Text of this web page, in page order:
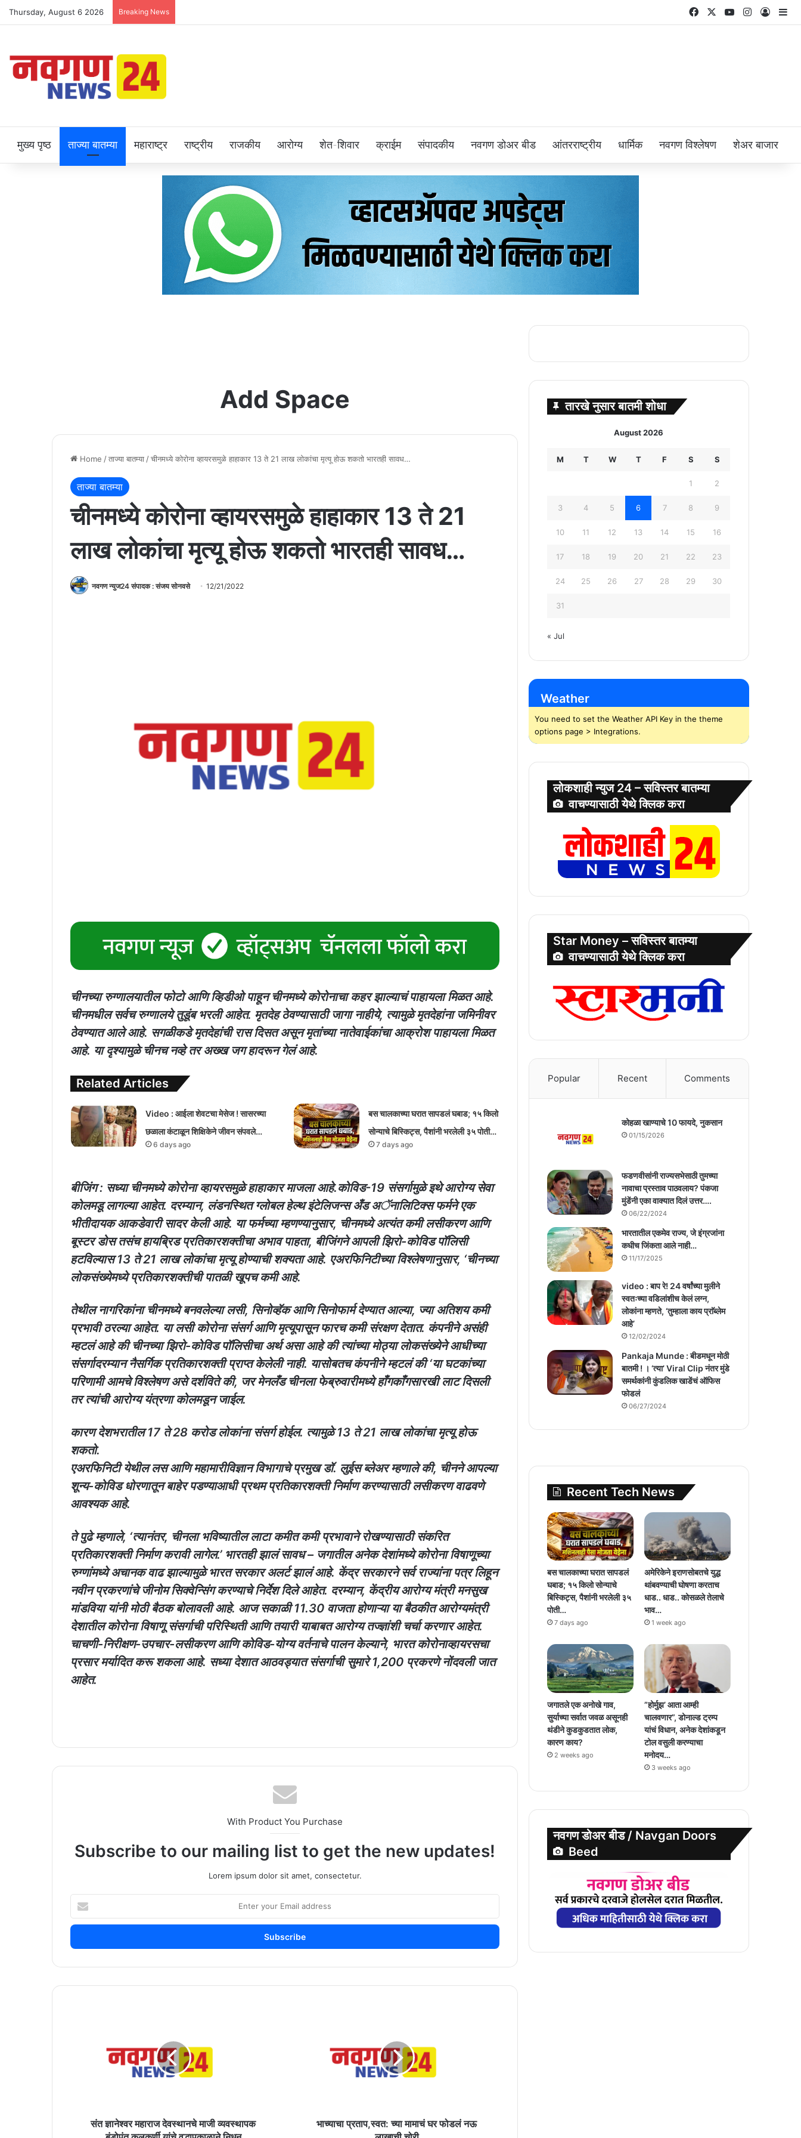
Thursday, August 6 2026 Breaking News FacebookYouTubeInstagram
Log In
मुख्य पृष्ठ ताज्या बातम्या महाराष्ट्र राष्ट्रीय राजकीय आरोग्य शेत-शिवार क्राईम संपादकीय नवगण डोअर बीड आंतरराष्ट्रीय धार्मिक नवगण विश्लेषण शेअर बाजार
Add Space
Home /ताज्या बातम्या /चीनमध्ये कोरोना व्हायरसमुळे हाहाकार 13 ते 21 लाख लोकांचा मृत्यू होऊ शकतो भारतही सावध…
ताज्या बातम्या
चीनमध्ये कोरोना व्हायरसमुळे हाहाकार 13 ते 21
लाख लोकांचा मृत्यू होऊ शकतो भारतही सावध…
नवगण न्युज24 संपादक : संजय सोनवसे 12/21/2022
चीनच्या रुग्णालयातील फोटो आणि व्हिडीओ पाहून चीनमध्ये कोरोनाचा कहर झाल्याचं पाहायला मिळत आहे.
चीनमधील सर्वच रुग्णालये तुडूंब भरली आहेत. मृतदेह ठेवण्यासाठी जागा नाहीये, त्यामुळे मृतदेहांना जमिनीवर
ठेवण्यात आले आहे. सगळीकडे मृतदेहांची रास दिसत असून मृतांच्या नातेवाईकांचा आक्रोश पाहायला मिळत
आहे. या दृश्यामुळे चीनच नव्हे तर अख्ख जग हादरून गेलं आहे.
Related Articles
Video : आईला शेवटचा मेसेज ! सासरच्या
छळाला कंटाळून शिक्षिकेने जीवन संपवले…
6 days ago
बस चालकाच्या घरात सापडलं घबाड; १५ किलो
सोन्याचे बिस्किट्स, पैशांनी भरलेली ३५ पोती…
7 days ago
बीजिंग : सध्या चीनमध्ये कोरोना व्हायरसमुळे हाहाकार माजला आहे.कोविड-19 संसर्गामुळे इथे आरोग्य सेवा
कोलमडू लागल्या आहेत. दरम्यान, लंडनस्थित ग्लोबल हेल्थ इंटेलिजन्स अँड अॅनालिटिक्स फर्मने एक
भीतीदायक आकडेवारी सादर केली आहे. या फर्मच्या म्हणण्यानुसार, चीनमध्ये अत्यंत कमी लसीकरण आणि
बूस्टर डोस तसंच हायब्रिड प्रतिकारशक्तीचा अभाव पाहता, बीजिंगने आपली झिरो-कोविड पॉलिसी
हटविल्यास 13 ते 21 लाख लोकांचा मृत्यू होण्याची शक्यता आहे. एअरफिनिटीच्या विश्लेषणानुसार, ‘चीनच्या
लोकसंख्येमध्ये प्रतिकारशक्तीची पातळी खूपच कमी आहे.
तेथील नागरिकांना चीनमध्ये बनवलेल्या लसी, सिनोव्हॅक आणि सिनोफार्म देण्यात आल्या, ज्या अतिशय कमी
प्रभावी ठरल्या आहेत. या लसी कोरोना संसर्ग आणि मृत्यूपासून फारच कमी संरक्षण देतात. कंपनीने असंही
म्हटलं आहे की चीनच्या झिरो-कोविड पॉलिसीचा अर्थ असा आहे की त्यांच्या मोठ्या लोकसंख्येने आधीच्या
संसर्गादरम्यान नैसर्गिक प्रतिकारशक्ती प्राप्त केलेली नाही. यासोबतच कंपनीने म्हटलं की ‘या घटकांच्या
परिणामी आमचे विश्लेषण असे दर्शविते की, जर मेनलँड चीनला फेब्रुवारीमध्ये हाँगकाँगसारखी लाट दिसली
तर त्यांची आरोग्य यंत्रणा कोलमडून जाईल.
कारण देशभरातील 17 ते 28 करोड लोकांना संसर्ग होईल. त्यामुळे 13 ते 21 लाख लोकांचा मृत्यू होऊ
शकतो.
एअरफिनिटी येथील लस आणि महामारीविज्ञान विभागाचे प्रमुख डॉ. लुईस ब्लेअर म्हणाले की, चीनने आपल्या
शून्य-कोविड धोरणातून बाहेर पडण्याआधी प्रथम प्रतिकारशक्ती निर्माण करण्यासाठी लसीकरण वाढवणे
आवश्यक आहे.
ते पुढे म्हणाले, ‘त्यानंतर, चीनला भविष्यातील लाटा कमीत कमी प्रभावाने रोखण्यासाठी संकरित
प्रतिकारशक्ती निर्माण करावी लागेल.’ भारतही झालं सावध – जगातील अनेक देशांमध्ये कोरोना विषाणूच्या
रुग्णांमध्ये अचानक वाढ झाल्यामुळे भारत सरकार अलर्ट झालं आहे. केंद्र सरकारने सर्व राज्यांना पत्र लिहून
नवीन प्रकरणांचे जीनोम सिक्वेन्सिंग करण्याचे निर्देश दिले आहेत. दरम्यान, केंद्रीय आरोग्य मंत्री मनसुख
मांडविया यांनी मोठी बैठक बोलावली आहे. आज सकाळी 11.30 वाजता होणाऱ्या या बैठकीत आरोग्यमंत्री
देशातील कोरोना विषाणू संसर्गाची परिस्थिती आणि तयारी याबाबत आरोग्य तज्ज्ञांशी चर्चा करणार आहेत.
चाचणी-निरीक्षण-उपचार-लसीकरण आणि कोविड-योग्य वर्तनाचे पालन केल्याने, भारत कोरोनाव्हायरसचा
प्रसार मर्यादित करू शकला आहे. सध्या देशात आठवड्यात संसर्गाची सुमारे 1,200 प्रकरणे नोंदवली जात
आहेत.
With Product You Purchase
Subscribe to our mailing list to get the new updates!
Lorem ipsum dolor sit amet, consectetur.
your
Email
वृद्धापकाळानेसंत ज्ञानेश्वर महाराज देवस्थानचे माजी व्यवस्थापक
भाच्याचा प्रताप,स्वत: च्या मामाचं घर फोडलं नऊ
तारखे नुसार बातमी शोधा
August 2026
M T W T F S S
1 2
3 4 5 6 7 8 9
10 11 12 13 14 15 16
17 18 19 20 21 22 23
24 25 26 27 28 29 30
31
« Jul
Weather
You need to set the Weather API Key in the theme
options page > Integrations.
लोकशाही न्युज 24 – सविस्तर बातम्या
वाचण्यासाठी येथे क्लिक करा
Star Money – सविस्तर बातम्या
वाचण्यासाठी येथे क्लिक करा
Popular Recent Comments
कोहळा खाण्याचे 10 फायदे, नुकसान
01/15/2026
फडणवीसांनी राज्यसभेसाठी तुमच्या
नावाचा प्रस्ताव पाठवलाय? पंकजा
मुंडेंनी एका वाक्यात दिलं उत्तर….
06/22/2024
भारतातील एकमेव राज्य, जे इंग्रजांना
कधीच जिंकता आले नाही…
11/17/2025
video : बाप रे! 24 वर्षांच्या मुलीने
स्वतःच्या वडिलांशीच केलं लग्न,
लोकांना म्हणते, ‘तुम्हाला काय प्राॅब्लेम
आहे’
12/02/2024
Pankaja Munde : बीडमधून मोठी
बातमी ! । ‘त्या’ Viral Clip नंतर मुंडे
समर्थकांनी कुंडलिक खाडेंचं ऑफिस
फोडलं
06/27/2024
Recent Tech News
बस चालकाच्या घरात सापडलं
घबाड; १५ किलो सोन्याचे
बिस्किट्स, पैशांनी भरलेली ३५
पोती…
7 days ago
अमेरिकेने इराणसोबतचे युद्ध
थांबवण्याची घोषणा करताच
धाड.. धाड.. कोसळले तेलाचे
भाव…
1 week ago
जगातले एक अनोखे गाव,
सुर्याच्या सर्वात जवळ असूनही
थंडीने कुडकुडतात लोक,
कारण काय?
2 weeks ago
”होर्मुझ’ आता आम्ही
चालवणार”, डोनाल्ड ट्रम्प
यांचं विधान, अनेक देशांकडून
टोल वसुली करण्याचा
मनोदय…
3 weeks ago
नवगण डोअर बीड / Navgan Doors
Beed